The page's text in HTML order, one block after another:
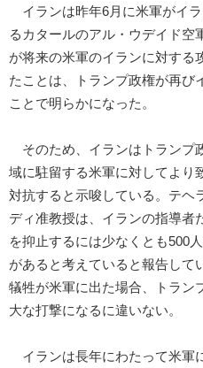
イランは昨年6月に米軍がイ
るカタールのアル・ウデイド空
が将来の米軍のイランに対する
たことは、トランプ政権が再び
ことで明らかになった。
そのため、イランはトランプ
域に駐留する米軍に対してより
対抗すると示唆している。テヘ
ディ准教授は、イランの指導者
を抑止するには少なくとも500
があると考えていると報告して
犠牲が米軍に出た場合、トラン
大な打撃になるに違いない。
イランは長年にわたって米軍